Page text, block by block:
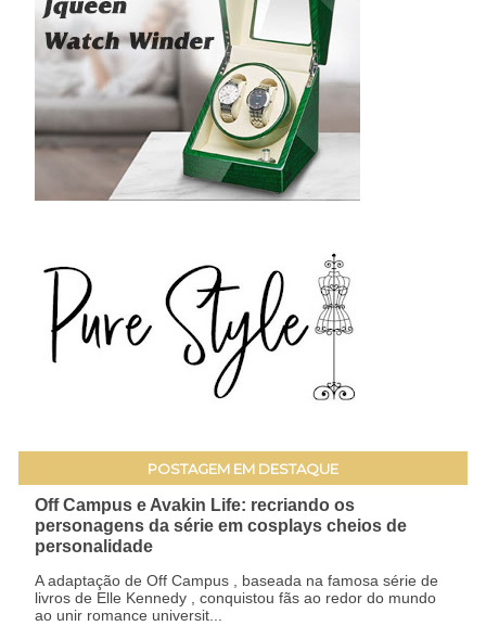
POSTAGEM EM DESTAQUE
Off Campus e Avakin Life: recriando os
personagens da série em cosplays cheios de
personalidade
A adaptação de Off Campus , baseada na famosa série de
livros de Elle Kennedy , conquistou fãs ao redor do mundo
ao unir romance universit...